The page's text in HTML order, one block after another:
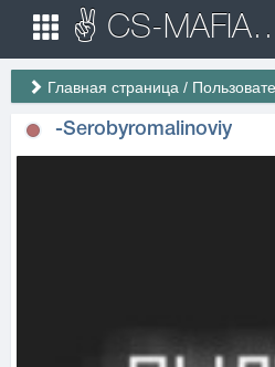
✌ CS-MAFIA.RU ✌ Игровые
Главная страница /
-Serobyromalinoviy